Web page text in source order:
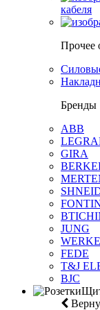
кабеля
Прочее
Бренды
ABB
GIRA
JUNG
FEDE
T&J
BJC